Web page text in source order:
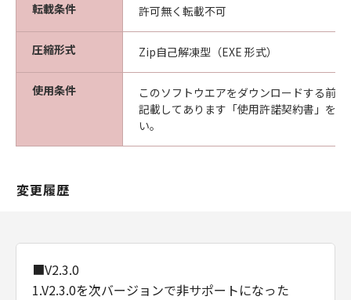
転載条件 許可無く転載不可
圧縮形式 Zip自己解凍型（EXE 形式）
使用条件
このソフトウエアをダウンロードする前
記載してあります「使用許諾契約書」を
い。
変更履歴
■V2.3.0
1.V2.3.0を次バージョンで非サポートになった